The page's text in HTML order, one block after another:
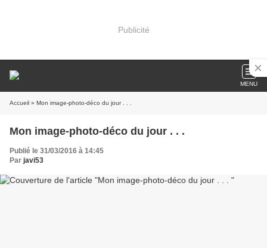
Publicité
MENU
Accueil » Mon image-photo-déco du jour . . .
Mon image-photo-déco du jour . . .
Publié le 31/03/2016 à 14:45
Par javi53